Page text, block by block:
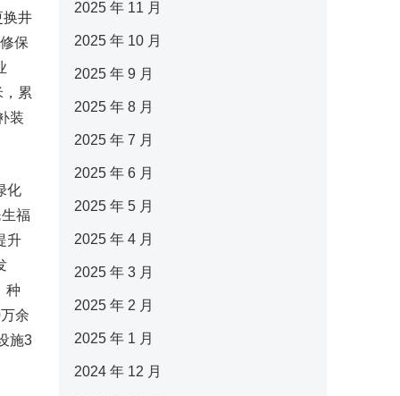
换井
保
累
装
化
福
升
种
余
施3
2025 年 11 月
2025 年 10 月
2025 年 9 月
2025 年 8 月
2025 年 7 月
2025 年 6 月
2025 年 5 月
2025 年 4 月
2025 年 3 月
2025 年 2 月
2025 年 1 月
2024 年 12 月